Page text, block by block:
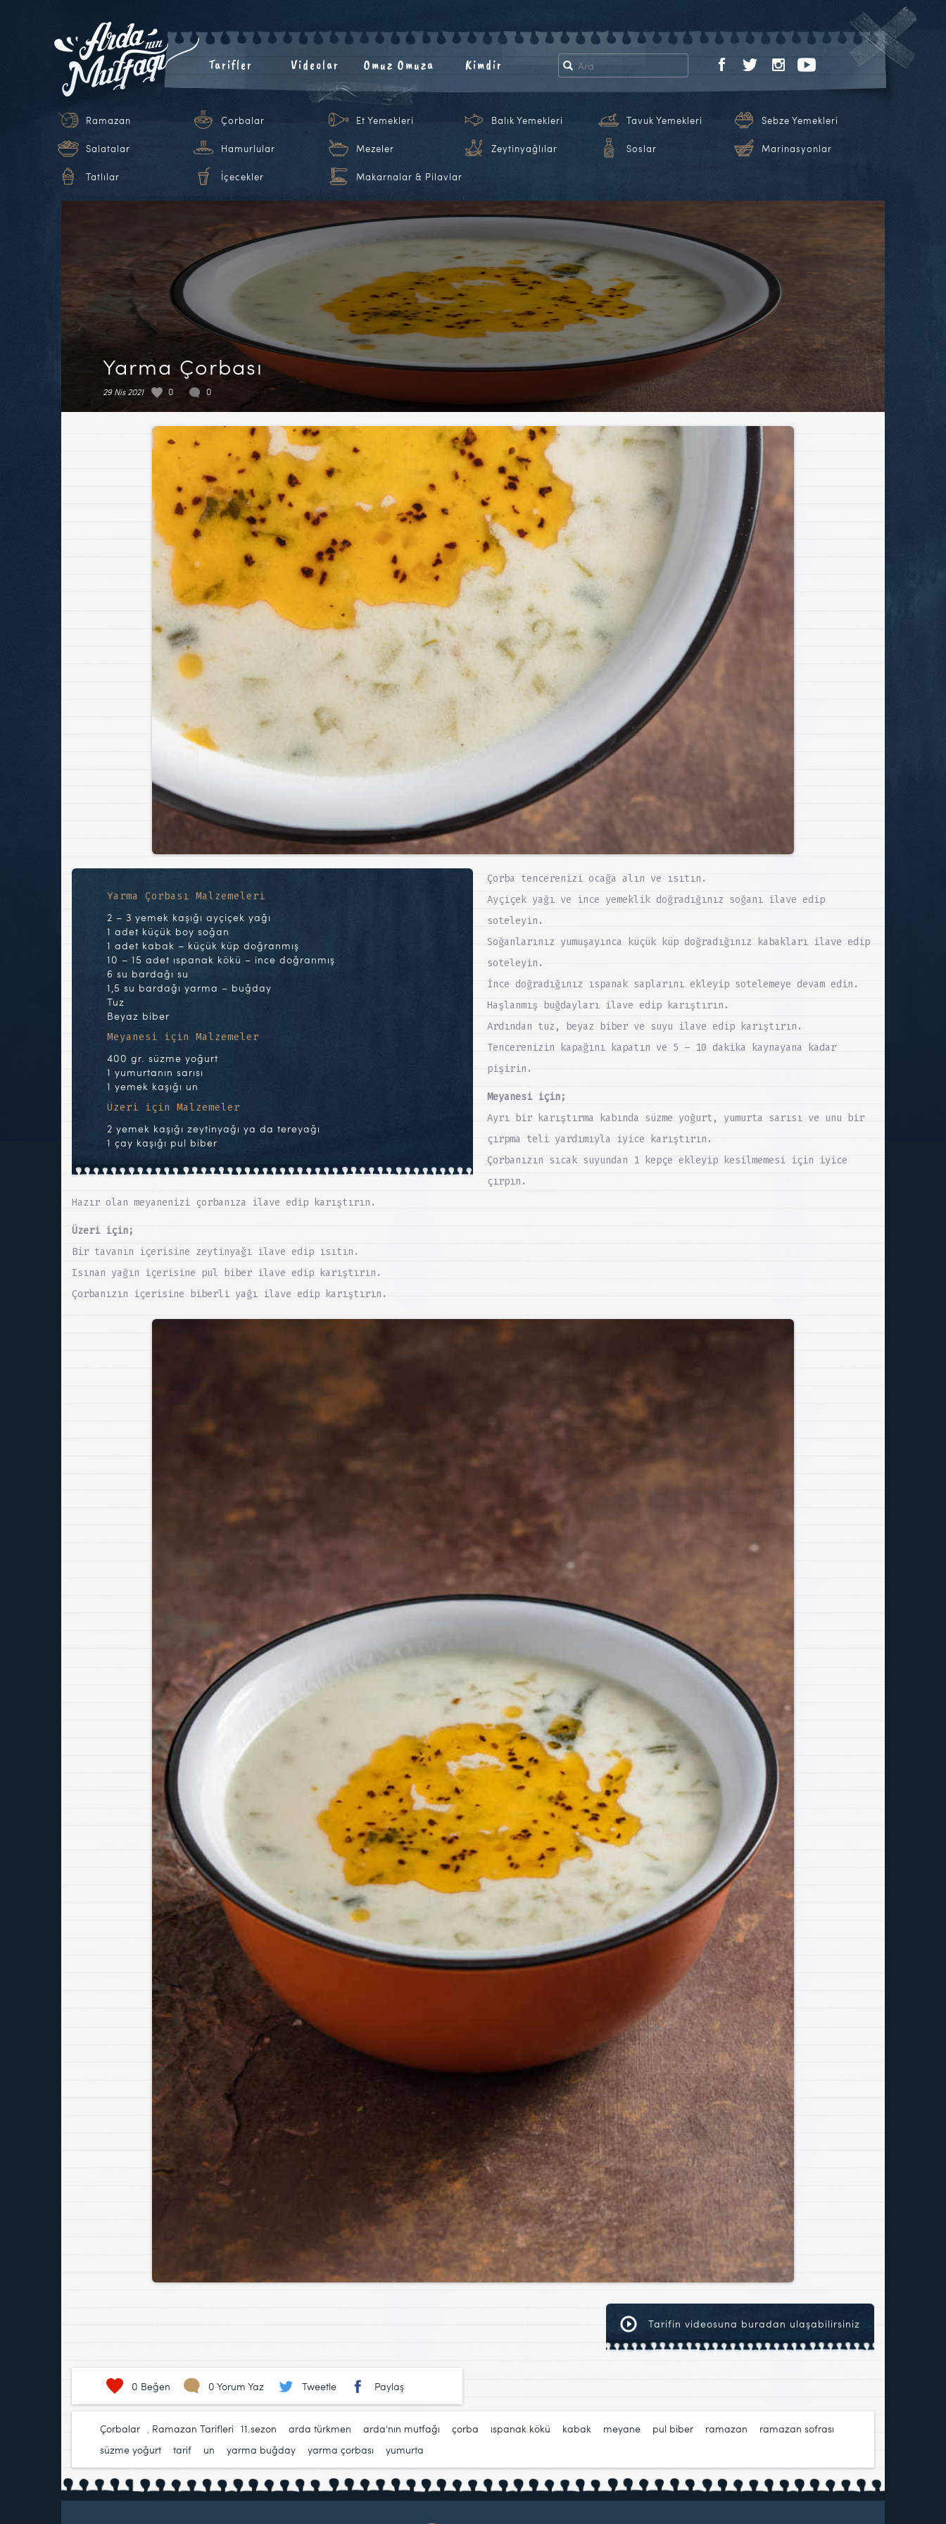
Tarifler Videolar Omuz Omuza Kimdir
Ramazan Çorbalar Et Yemekleri Balık Yemekleri Tavuk Yemekleri Sebze Yemekleri
Salatalar Hamurlular Mezeler Zeytinyağlılar Soslar Marinasyonlar
Tatlılar İçecekler Makarnalar & Pilavlar
Yarma Çorbası
29 Nis 2021 0 0
Yarma Çorbası Malzemeleri
2 – 3 yemek kaşığı ayçiçek yağı
1 adet küçük boy soğan
1 adet kabak – küçük küp doğranmış
10 – 15 adet ıspanak kökü – ince doğranmış
6 su bardağı su
1,5 su bardağı yarma – buğday
Tuz
Beyaz biber
Meyanesi için Malzemeler
400 gr. süzme yoğurt
1 yumurtanın sarısı
1 yemek kaşığı un
Üzeri için Malzemeler
2 yemek kaşığı zeytinyağı ya da tereyağı
1 çay kaşığı pul biber
Çorba tencerenizi ocağa alın ve ısıtın.
Ayçiçek yağı ve ince yemeklik doğradığınız soğanı ilave edip
soteleyin.
Soğanlarınız yumuşayınca küçük küp doğradığınız kabakları ilave edip
soteleyin.
İnce doğradığınız ıspanak saplarını ekleyip sotelemeye devam edin.
Haşlanmış buğdayları ilave edip karıştırın.
Ardından tuz, beyaz biber ve suyu ilave edip karıştırın.
Tencerenizin kapağını kapatın ve 5 – 10 dakika kaynayana kadar
pişirin.
Meyanesi için;
Ayrı bir karıştırma kabında süzme yoğurt, yumurta sarısı ve unu bir
çırpma teli yardımıyla iyice karıştırın.
Çorbanızın sıcak suyundan 1 kepçe ekleyip kesilmemesi için iyice
çırpın.
Hazır olan meyanenizi çorbanıza ilave edip karıştırın.
Üzeri için;
Bir tavanın içerisine zeytinyağı ilave edip ısıtın.
Isınan yağın içerisine pul biber ilave edip karıştırın.
Çorbanızın içerisine biberli yağı ilave edip karıştırın.
Tarifin videosuna buradan ulaşabilirsiniz
0 Beğen 0 Yorum Yaz Tweetle Paylaş
Çorbalar , Ramazan Tarifleri 11.sezon arda türkmen arda'nın mutfağı çorba ıspanak kökü kabak meyane pul biber ramazan ramazan sofrası
süzme yoğurt
tarif un yarma buğday yarma çorbası yumurta